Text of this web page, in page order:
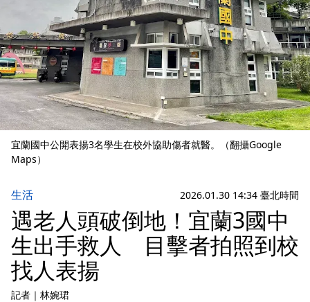
宜蘭國中公開表揚3名學生在校外協助傷者就醫。（翻攝Google
Maps）
生活 2026.01.30 14:34 臺北時間
遇老人頭破倒地！宜蘭3國中
生出手救人 目擊者拍照到校
找人表揚
記者 ｜ 林婉珺